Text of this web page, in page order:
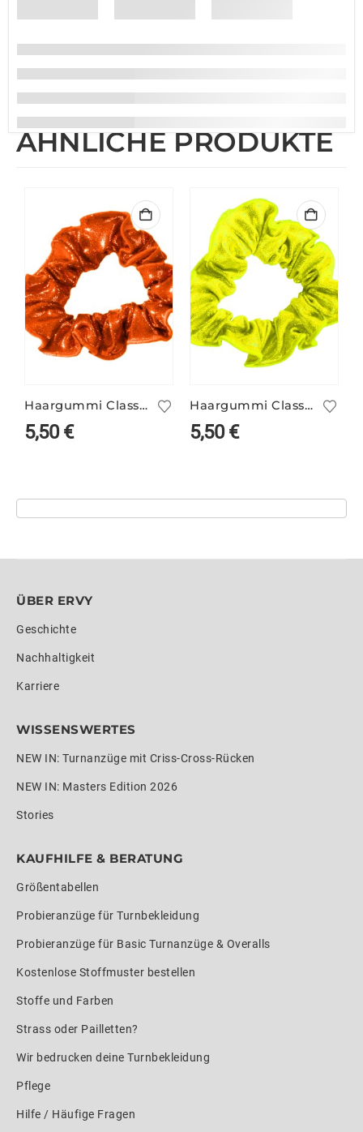
ÄHNLICHE PRODUKTE
Haargummi Classic orange
5,50€
Haargummi Classic neongelb
5,50€
ÜBER ERVY
Geschichte
Nachhaltigkeit
Karriere
WISSENSWERTES
NEW IN: Turnanzüge mit Criss-Cross-Rücken
NEW IN: Masters Edition 2026
Stories
KAUFHILFE & BERATUNG
Größentabellen
Probieranzüge für Turnbekleidung
Probieranzüge für Basic Turnanzüge & Overalls
Kostenlose Stoffmuster bestellen
Stoffe und Farben
Strass oder Pailletten?
Wir bedrucken deine Turnbekleidung
Pflege
Hilfe / Häufige Fragen